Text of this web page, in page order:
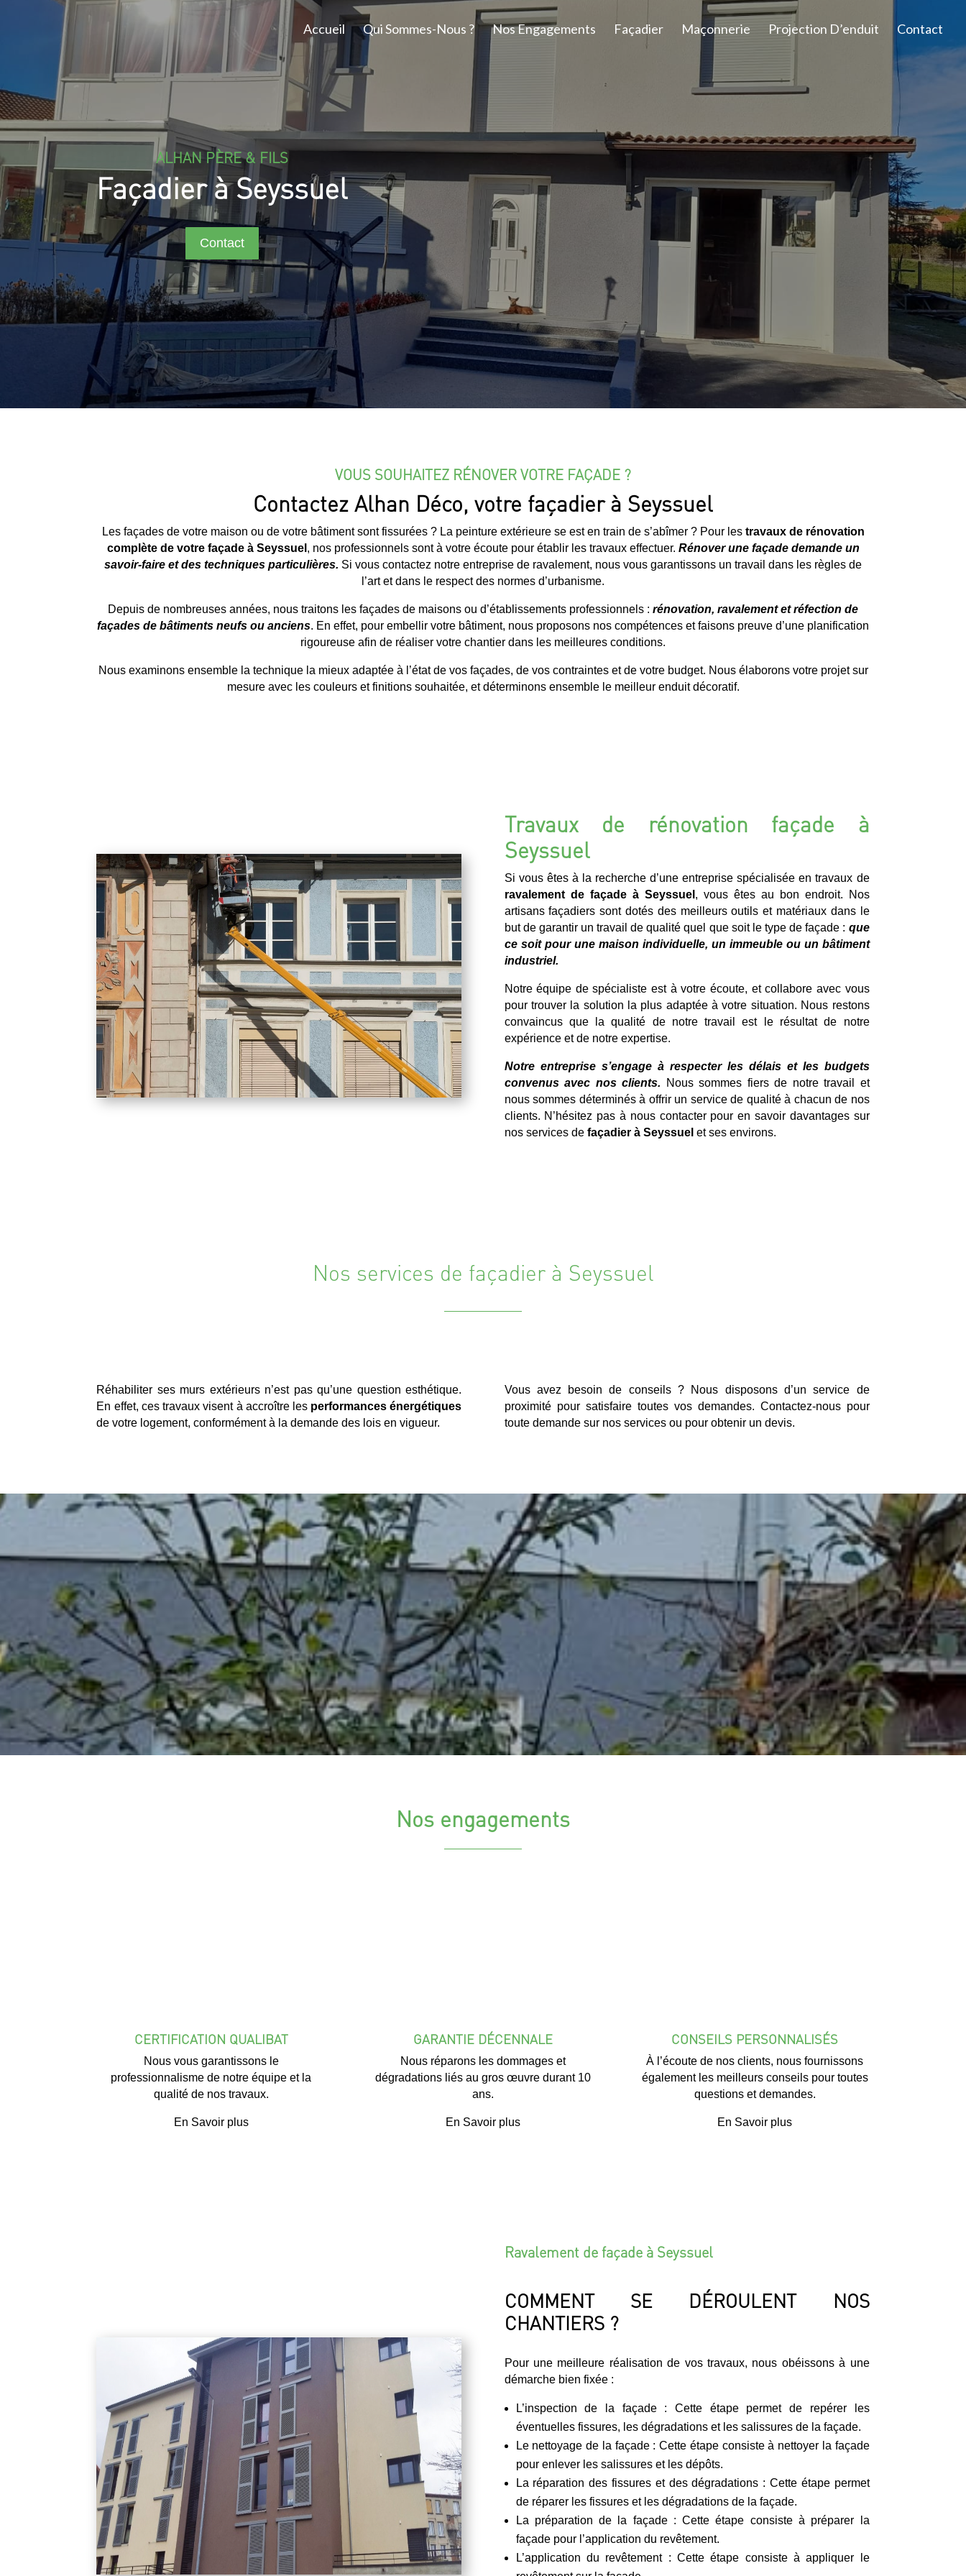
Accueil Qui Sommes-Nous ? Nos Engagements Façadier Maçonnerie Projection D’enduit Contact
ALHAN PÈRE & FILS
Façadier à Seyssuel
Contact
VOUS SOUHAITEZ RÉNOVER VOTRE FAÇADE ?
Contactez Alhan Déco, votre façadier à Seyssuel
Les façades de votre maison ou de votre bâtiment sont fissurées ? La peinture extérieure se est en train de s’abîmer ? Pour les travaux de rénovation
complète de votre façade à Seyssuel , nos professionnels sont à votre écoute pour établir les travaux effectuer. Rénover une façade demande un
savoir-faire et des techniques particulières. Si vous contactez notre entreprise de ravalement, nous vous garantissons un travail dans les règles de
l’art et dans le respect des normes d’urbanisme.
Depuis de nombreuses années, nous traitons les façades de maisons ou d’établissements professionnels : rénovation, ravalement et réfection de
façades de bâtiments neufs ou anciens. En effet, pour embellir votre bâtiment, nous proposons nos compétences et faisons preuve d’une planification
rigoureuse afin de réaliser votre chantier dans les meilleures conditions.
Nous examinons ensemble la technique la mieux adaptée à l’état de vos façades, de vos contraintes et de votre budget. Nous élaborons votre projet sur
mesure avec les couleurs et finitions souhaitée, et déterminons ensemble le meilleur enduit décoratif.
Travaux de rénovation façade à
Seyssuel
Si vous êtes à la recherche d’une entreprise spécialisée en travaux de
ravalement de façade à Seyssuel , vous êtes au bon endroit. Nos
artisans façadiers sont dotés des meilleurs outils et matériaux dans le
but de garantir un travail de qualité quel que soit le type de façade : que
ce soit pour une maison individuelle, un immeuble ou un bâtiment
industriel.
Notre équipe de spécialiste est à votre écoute, et collabore avec vous
pour trouver la solution la plus adaptée à votre situation. Nous restons
convaincus que la qualité de notre travail est le résultat de notre
expérience et de notre expertise.
Notre entreprise s’engage à respecter les délais et les budgets
convenus avec nos clients. Nous sommes fiers de notre travail et
nous sommes déterminés à offrir un service de qualité à chacun de nos
clients. N’hésitez pas à nous contacter pour en savoir davantages sur
nos services de façadier à Seyssuel et ses environs.
Nos services de façadier à Seyssuel
Réhabiliter ses murs extérieurs n’est pas qu’une question esthétique.
En effet, ces travaux visent à accroître les performances énergétiques
de votre logement, conformément à la demande des lois en vigueur.
Vous avez besoin de conseils ? Nous disposons d’un service de
proximité pour satisfaire toutes vos demandes. Contactez-nous pour
toute demande sur nos services ou pour obtenir un devis.
Nos engagements
CERTIFICATION QUALIBAT
Nous vous garantissons le
professionnalisme de notre équipe et la
qualité de nos travaux.
En Savoir plus
GARANTIE DÉCENNALE
Nous réparons les dommages et
dégradations liés au gros œuvre durant 10
ans.
En Savoir plus
CONSEILS PERSONNALISÉS
À l’écoute de nos clients, nous fournissons
également les meilleurs conseils pour toutes
questions et demandes.
En Savoir plus
Ravalement de façade à Seyssuel
COMMENT SE DÉROULENT NOS
CHANTIERS ?
Pour une meilleure réalisation de vos travaux, nous obéissons à une
démarche bien fixée :
L’inspection de la façade : Cette étape permet de repérer les
éventuelles fissures, les dégradations et les salissures de la façade.
Le nettoyage de la façade : Cette étape consiste à nettoyer la façade
pour enlever les salissures et les dépôts.
La réparation des fissures et des dégradations : Cette étape permet
de réparer les fissures et les dégradations de la façade.
La préparation de la façade : Cette étape consiste à préparer la
façade pour l’application du revêtement.
L’application du revêtement : Cette étape consiste à appliquer le